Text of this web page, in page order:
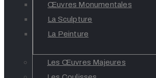
Œuvres Monumentales
La Sculpture
La Peinture
Les Œuvres Majeures